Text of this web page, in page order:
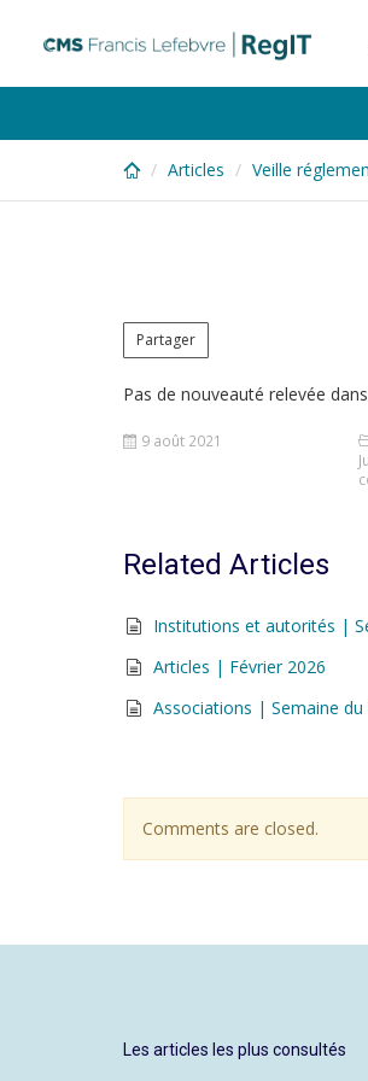
content
Articles Veille
Partager
Pas de nouveauté relevée
9 août 2021
Related Articles
Institutions et autorités |
Articles | Février 2026
Associations | Semaine du
Comments are closed.
Les articles les plus consultés